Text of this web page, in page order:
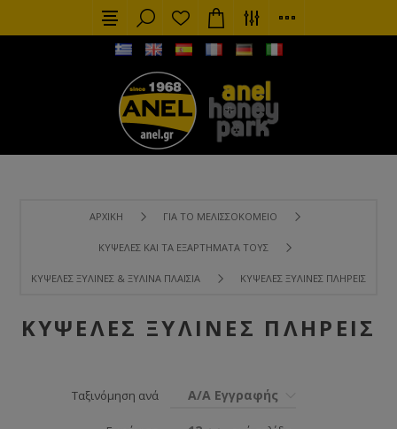
ΑΡΧΙΚΉ ΓΙΑ ΤΟ ΜΕΛΙΣΣΟΚΟΜΕΊΟ
ΚΥΨΈΛΕΣ ΚΑΙ ΤΑ ΕΞΑΡΤΉΜΑΤΑ ΤΟΥΣ
ΚΥΨΈΛΕΣ ΞΎΛΙΝΕΣ & ΞΎΛΙΝΑ ΠΛΑΊΣΙΑ ΚΥΨΈΛΕΣ ΞΎΛΙΝΕΣ ΠΛΉΡΕΙΣ
ΚΥΨΈΛΕΣ ΞΎΛΙΝΕΣ ΠΛΉΡΕΙΣ
Ταξινόμηση ανά Α/Α Εγγραφής